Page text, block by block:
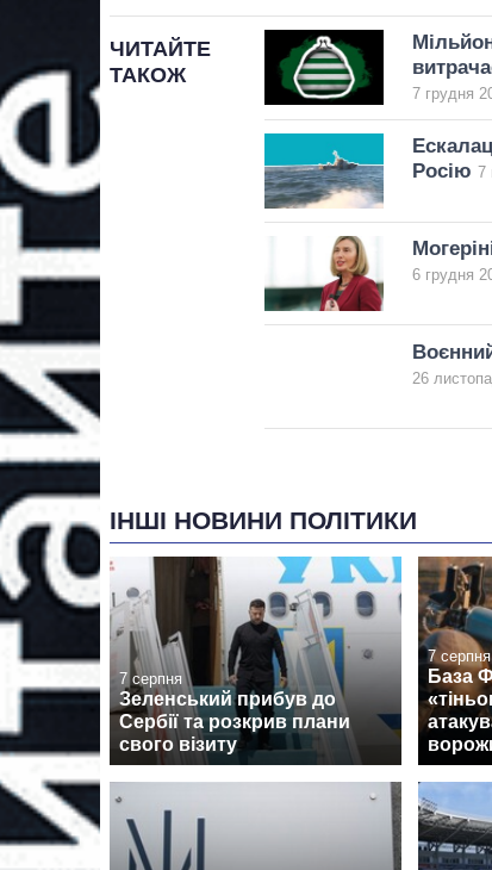
ЧИТАЙТЕ
ТАКОЖ
7 грудня
Росію 7
6 грудня
26
ІНШІ НОВИНИ ПОЛІТИКИ
7 серпня
Зеленський прибув до
Сербії та розкрив плани
свого візиту
7 серпня
База